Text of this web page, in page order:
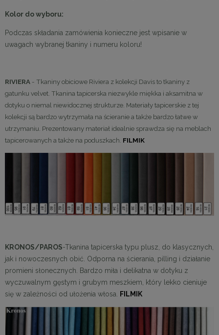
Kolor do wyboru:
Podczas składania zamówienia konieczne jest wpisanie w
uwagach wybranej tkaniny i numeru koloru!
RIVIERA - Tkaniny obiciowe Riviera z kolekcji Davis to tkaniny z
gatunku velvet. Tkanina tapicerska niezwykle miękka i aksamitna w
dotyku o niemal niewidocznej strukturze. Materiały tapicerskie z tej
kolekcji są bardzo wytrzymała na ścieranie a także bardzo łatwe w
utrzymaniu. Prezentowany materiał idealnie sprawdza się na meblach
tapicerowanych a także na poduszkach. FILMIK
KRONOS/PAROS-Tkanina tapicerska typu plusz, do klasycznych,
jak i nowoczesnych obić. Odporna na ścierania, pilling i działanie
promieni słonecznych. Bardzo miła i delikatna w dotyku z
wyczuwalnym gęstym i grubym meszkiem, który lekko cieniuje
się w zależności od ułożenia włosa.
FILMIK